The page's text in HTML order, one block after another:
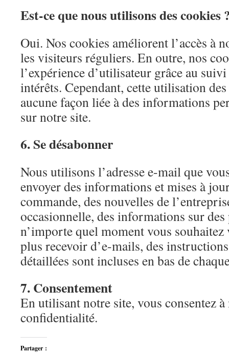
Est-ce que nous utilisons des cookies
Oui. Nos cookies améliorent l’accès à
les visiteurs réguliers. En outre, nos
l’expérience d’utilisateur grâce au
intérêts. Cependant, cette utilisation
aucune façon liée à des informations
sur notre site.
6. Se désabonner
Nous utilisons l’adresse e-mail que
envoyer des informations et mises à
commande, des nouvelles de
occasionnelle, des informations sur
n’importe quel moment vous
plus recevoir d’e-mails, des
détaillées sont incluses en bas de
7. Consentement
En utilisant notre site, vous consentez
confidentialité.
Partager :